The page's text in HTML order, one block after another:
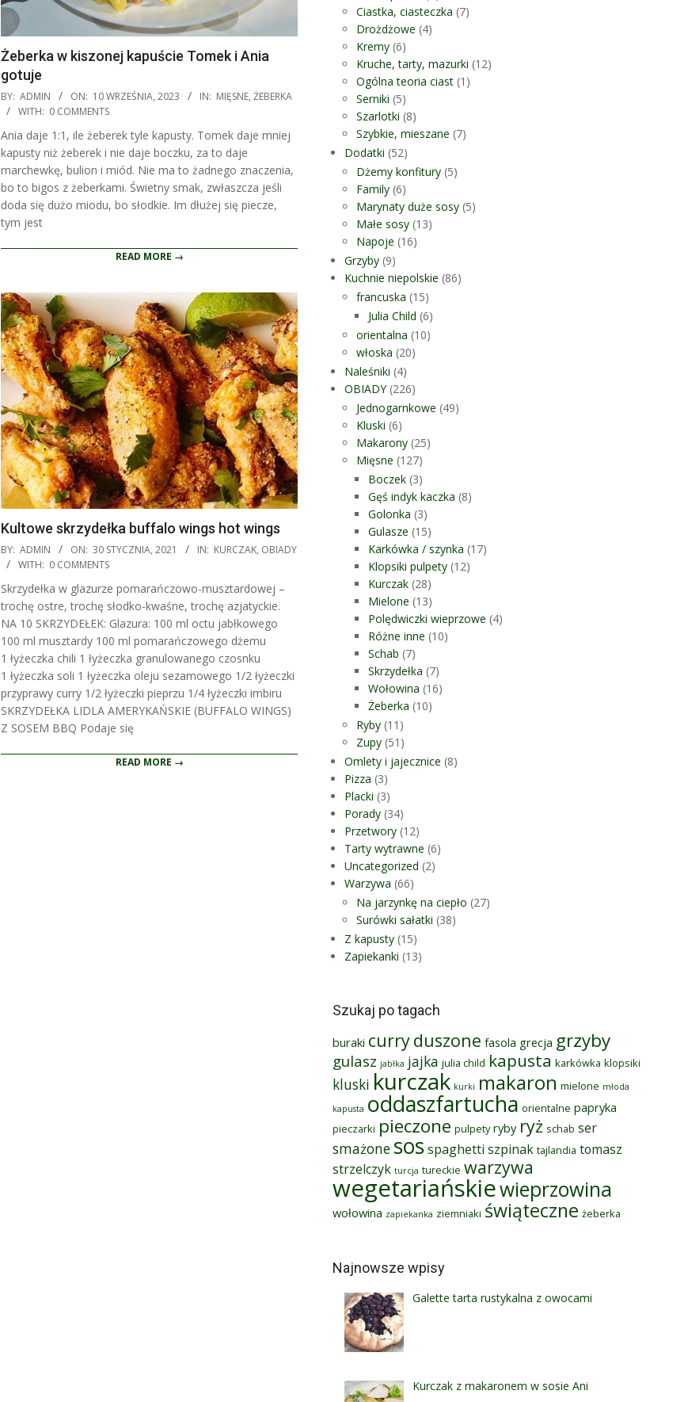
Żeberka w kiszonej kapuście Tomek i Ania
gotuje
2023-
09-
BY: ADMIN ON: 10 WRZEŚNIA, 2023 IN: MIĘSNE, ŻEBERKA
WITH: 0 COMMENTS
Ania daje 1:1, ile żeberek tyle kapusty. Tomek daje mniej
kapusty niż żeberek i nie daje boczku, za to daje
marchewkę, bulion i miód. Nie ma to żadnego znaczenia,
bo to bigos z żeberkami. Świetny smak, zwłaszcza jeśli
doda się dużo miodu, bo słodkie. Im dłużej się piecze,
tym jest
READ MORE →
Kultowe skrzydełka buffalo wings hot wings
2021-
01-
BY: ADMIN ON: 30 STYCZNIA, 2021 IN: KURCZAK, OBIADY
WITH: 0 COMMENTS
Skrzydełka w glazurze pomarańczowo-musztardowej –
trochę ostre, trochę słodko-kwaśne, trochę azjatyckie.
NA 10 SKRZYDEŁEK: Glazura: 100 ml octu jabłkowego
100 ml musztardy 100 ml pomarańczowego dżemu
1 łyżeczka chili 1 łyżeczka granulowanego czosnku
1 łyżeczka soli 1 łyżeczka oleju sezamowego 1/2 łyżeczki
przyprawy curry 1/2 łyżeczki pieprzu 1/4 łyżeczki imbiru
SKRZYDEŁKA LIDLA AMERYKAŃSKIE (BUFFALO WINGS)
Z SOSEM BBQ Podaje się
READ MORE →
Ciastka, ciasteczka (7)
Drożdżowe (4)
Kremy (6)
Kruche, tarty, mazurki (12)
Ogólna teoria ciast (1)
Serniki (5)
Szarlotki (8)
Szybkie, mieszane (7)
Dodatki (52)
Dżemy konfitury (5)
Family (6)
Marynaty duże sosy (5)
Małe sosy (13)
Napoje (16)
Grzyby (9)
Kuchnie niepolskie (86)
francuska (15)
Julia Child (6)
orientalna (10)
włoska (20)
Naleśniki (4)
OBIADY(226)
Jednogarnkowe (49)
Kluski (6)
Makarony (25)
Mięsne (127)
Boczek (3)
Gęś indyk kaczka (8)
Golonka (3)
Gulasze (15)
Karkówka / szynka (17)
Klopsiki pulpety (12)
Kurczak (28)
Mielone (13)
Polędwiczki wieprzowe (4)
Różne inne (10)
Schab (7)
Skrzydełka (7)
Wołowina (16)
Żeberka (10)
Ryby (11)
Zupy (51)
Omlety i jajecznice (8)
Pizza (3)
Placki (3)
Porady (34)
Przetwory (12)
Tarty wytrawne (6)
Uncategorized (2)
Warzywa (66)
Na jarzynkę na ciepło (27)
Surówki sałatki (38)
Z kapusty (15)
Zapiekanki (13)
Szukaj po tagach
buraki curryduszone fasola grecja grzyby
gulasz jabłka jajka julia child kapusta karkówka klopsiki
kluski kurczak kurki makaron mielone młoda
kapusta oddaszfartucha orientalne papryka
pieczarki pieczone pulpety ryby ryż schab ser
smażone sosspaghetti szpinak tajlandia tomasz
strzelczyk turcja tureckie warzywa
wegetariańskiewieprzowina
wołowina zapiekanka ziemniaki świąteczne żeberka
Najnowsze wpisy
Galette tarta rustykalna z owocami
Kurczak z makaronem w sosie Ani